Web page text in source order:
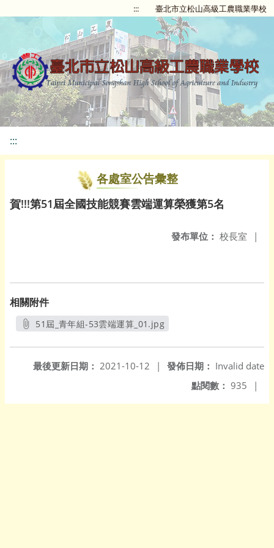
::: 臺北市立松山高級工農職業學校
:::
各處室公告彙整
賀!!!第51屆全國技能競賽雲端運算榮獲第5名
發布單位： 校長室 |
相關附件
51屆_青年組-53雲端運算_01.jpg
發佈日期： Invalid date
最後更新日期： 2021-10-12
|
點閱數： 935 |